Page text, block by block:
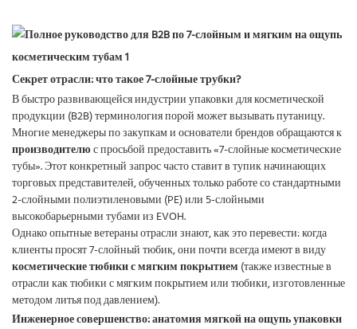
Секрет отрасли: что такое 7-слойные трубки?
В быстро развивающейся индустрии упаковки для косметической
продукции (B2B) терминология порой может вызывать путаницу.
Многие менеджеры по закупкам и основатели брендов обращаются к
производителюс просьбой предоставить «7-слойные косметические
тубы». Этот конкретный запрос часто ставит в тупик начинающих
торговых представителей, обученных только работе со стандартными
2-слойными полиэтиленовыми (PE) или 5-слойными
высокобарьерными тубами из EVOH.
Однако опытные ветераны отрасли знают, как это перевести: когда
клиенты просят 7-слойный тюбик, они почти всегда имеют в виду
косметические тюбики с мягким покрытием (также известные в
отрасли как тюбики с мягким покрытием или тюбики, изготовленные
методом литья под давлением).
Инженерное совершенство: анатомия мягкой на ощупь упаковки